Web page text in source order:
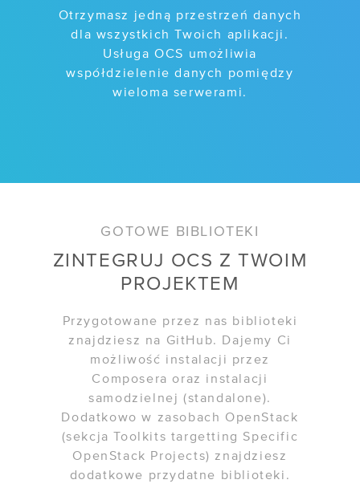
WSPÓŁPRACA
/ Program poleceń
Otrzymasz jedną przestrzeń danych
dla wszystkich Twoich aplikacji.
Usługa OCS umożliwia
współdzielenie danych pomiędzy
wieloma serwerami.
GOTOWE BIBLIOTEKI
ZINTEGRUJ OCS Z TWOIM
PROJEKTEM
Przygotowane przez nas biblioteki
znajdziesz na GitHub. Dajemy Ci
możliwość instalacji przez
Composera oraz instalacji
samodzielnej (standalone).
Dodatkowo w zasobach OpenStack
(sekcja Toolkits targetting Specific
OpenStack Projects) znajdziesz
dodatkowe przydatne biblioteki.